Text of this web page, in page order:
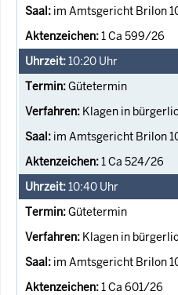
im Amtsgericht Brilon
1 Ca 599/26
10:20 Uhr
Gütetermin
Klagen in
im Amtsgericht Brilon
1 Ca 524/26
10:40 Uhr
Gütetermin
Klagen in
im Amtsgericht Brilon
1 Ca 601/26